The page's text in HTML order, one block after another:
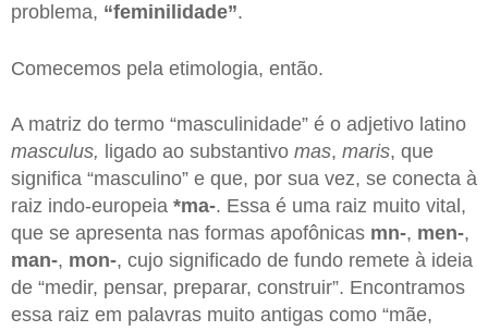
problema, “feminilidade”.
Comecemos pela etimologia, então.
A matriz do termo “masculinidade” é o adjetivo latino
masculus, ligado ao substantivo mas, maris, que
significa “masculino” e que, por sua vez, se conecta à
raiz indo-europeia *ma-. Essa é uma raiz muito vital,
que se apresenta nas formas apofônicas mn-, men-,
man-, mon-, cujo significado de fundo remete à ideia
de “medir, pensar, preparar, construir”. Encontramos
essa raiz em palavras muito antigas como “mãe,